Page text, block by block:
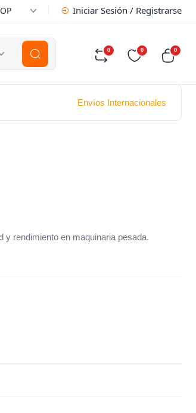
Iniciar Sesión / Registrarse
0 0 0
Envíos Internacionales
y rendimiento en maquinaria pesada.